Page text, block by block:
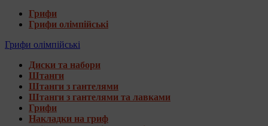
Грифи
Грифи олімпійські
Грифи олімпійські
Диски та набори
Штанги
Штанги з гантелями
Штанги з гантелями та лавками
Грифи
Накладки на гриф